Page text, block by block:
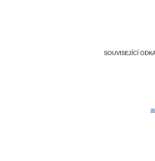
SOUVISEJÍCÍ